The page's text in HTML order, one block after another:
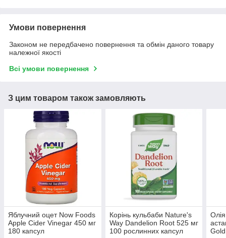
Умови повернення
Законом не передбачено повернення та обмін даного товару
належної якості
Всі умови повернення
З цим товаром також замовляють
Яблучний оцет Now Foods
Apple Cider Vinegar 450 мг
180 капсул
Корінь кульбаби Nature's
Way Dandelion Root 525 мг
100 рослинних капсул